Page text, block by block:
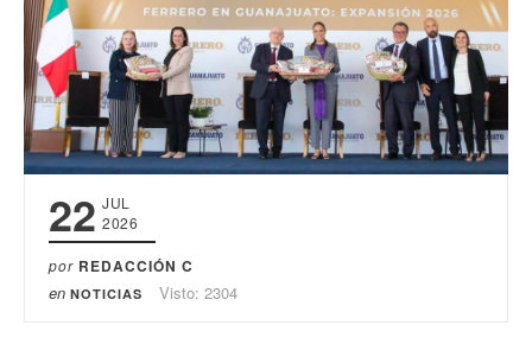
22 JUL
2026
por REDACCIÓN C
en NOTICIAS Visto: 2304